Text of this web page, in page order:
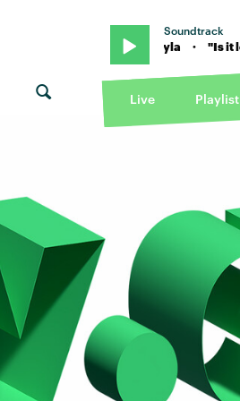
Soundtrack
von Tyla · "Is it love" von Tyla
Live Playlist